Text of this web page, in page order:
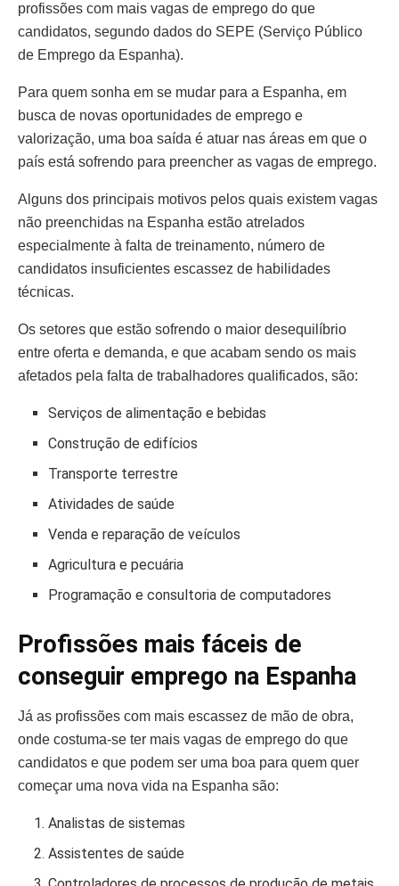
profissões com mais vagas de emprego do que
candidatos, segundo dados do SEPE (Serviço Público
de Emprego da Espanha).
Para quem sonha em se mudar para a Espanha, em
busca de novas oportunidades de emprego e
valorização, uma boa saída é atuar nas áreas em que o
país está sofrendo para preencher as vagas de emprego.
Alguns dos principais motivos pelos quais existem vagas
não preenchidas na Espanha estão atrelados
especialmente à falta de treinamento, número de
candidatos insuficientes escassez de habilidades
técnicas.
Os setores que estão sofrendo o maior desequilíbrio
entre oferta e demanda, e que acabam sendo os mais
afetados pela falta de trabalhadores qualificados, são:
Serviços de alimentação e bebidas
Construção de edifícios
Transporte terrestre
Atividades de saúde
Venda e reparação de veículos
Agricultura e pecuária
Programação e consultoria de computadores
Profissões mais fáceis de
conseguir emprego na Espanha
Já as profissões com mais escassez de mão de obra,
onde costuma-se ter mais vagas de emprego do que
candidatos e que podem ser uma boa para quem quer
começar uma nova vida na Espanha são:
Analistas de sistemas
Assistentes de saúde